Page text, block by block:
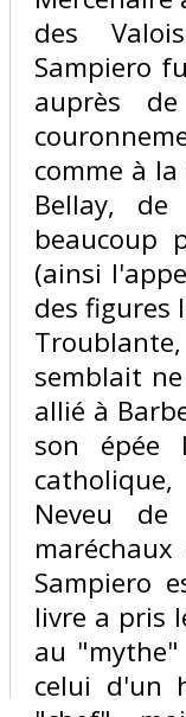
des
Sampiero
auprès
comme à
Bellay,
beaucoup
(ainsi
des figures
semblait
allié à
son épée
Neveu
Sampiero
livre a pris
au
celui d'un